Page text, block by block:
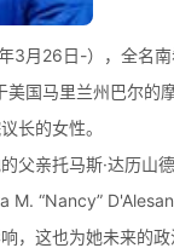
3月26日-），全名
美国马里兰州巴尔
长的女性。
父亲托马斯·达历
M. “Nancy”
，这也为她未来的